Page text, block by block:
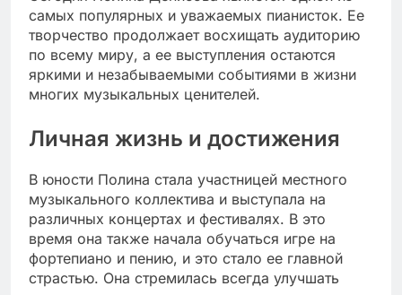
самых популярных и уважаемых пианисток. Ее
творчество продолжает восхищать аудиторию
по всему миру, а ее выступления остаются
яркими и незабываемыми событиями в жизни
многих музыкальных ценителей.
Личная жизнь и достижения
В юности Полина стала участницей местного
музыкального коллектива и выступала на
различных концертах и фестивалях. В это
время она также начала обучаться игре на
фортепиано и пению, и это стало ее главной
страстью. Она стремилась всегда улучшать